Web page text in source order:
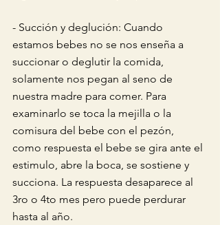
- Succión y deglución: Cuando
estamos bebes no se nos enseña a
succionar o deglutir la comida,
solamente nos pegan al seno de
nuestra madre para comer. Para
examinarlo se toca la mejilla o la
comisura del bebe con el pezón,
como respuesta el bebe se gira ante el
estimulo, abre la boca, se sostiene y
succiona. La respuesta desaparece al
3ro o 4to mes pero puede perdurar
hasta al año.